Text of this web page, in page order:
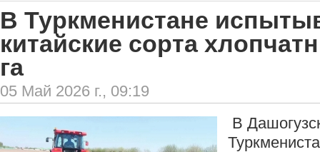
В посольстве Туркменистана в Душанбе
Специалисты из Туркменистана изучают на
ледников Тянь-Шаня
Глава ОБСЕ прибыл с визитом в Туркменистан
Около 20 работ из стран СНГ поступило на
Туркменистан пригласил Ассоциацию «Akhal-
В Туркменистане
китайские сорта
га
05 Май 2026 г., 09:19
В